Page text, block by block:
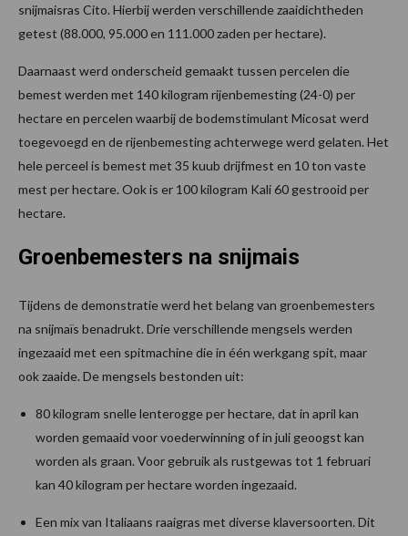
snijmaisras Cito. Hierbij werden verschillende zaaidichtheden
getest (88.000, 95.000 en 111.000 zaden per hectare).
Daarnaast werd onderscheid gemaakt tussen percelen die
bemest werden met 140 kilogram rijenbemesting (24-0) per
hectare en percelen waarbij de bodemstimulant Micosat werd
toegevoegd en de rijenbemesting achterwege werd gelaten. Het
hele perceel is bemest met 35 kuub drijfmest en 10 ton vaste
mest per hectare. Ook is er 100 kilogram Kali 60 gestrooid per
hectare.
Groenbemesters na snijmais
Tijdens de demonstratie werd het belang van groenbemesters
na snijmaïs benadrukt. Drie verschillende mengsels werden
ingezaaid met een spitmachine die in één werkgang spit, maar
ook zaaide. De mengsels bestonden uit:
80 kilogram snelle lenterogge per hectare, dat in april kan
worden gemaaid voor voederwinning of in juli geoogst kan
worden als graan. Voor gebruik als rustgewas tot 1 februari
kan 40 kilogram per hectare worden ingezaaid.
Een mix van Italiaans raaigras met diverse klaversoorten. Dit